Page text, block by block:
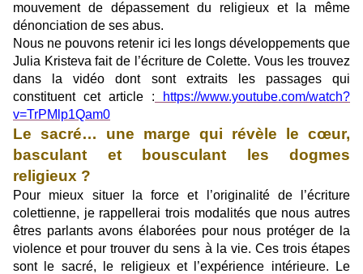
mouvement de dépassement du religieux et la même
dénonciation de ses abus.
Nous ne pouvons retenir ici les longs développements que
Julia Kristeva fait de l’écriture de Colette. Vous les trouvez
dans la vidéo dont sont extraits les passages qui
constituent cet article :
https://www.youtube.com/watch?
v=TrPMlp1Qam0
Le sacré… une marge qui révèle le cœur,
basculant et bousculant les dogmes
religieux ?
Pour mieux situer la force et l’originalité de l’écriture
colettienne, je rappellerai trois modalités que nous autres
êtres parlants avons élaborées pour nous protéger de la
violence et pour trouver du sens à la vie. Ces trois étapes
sont le sacré, le religieux et l’expérience intérieure. Le